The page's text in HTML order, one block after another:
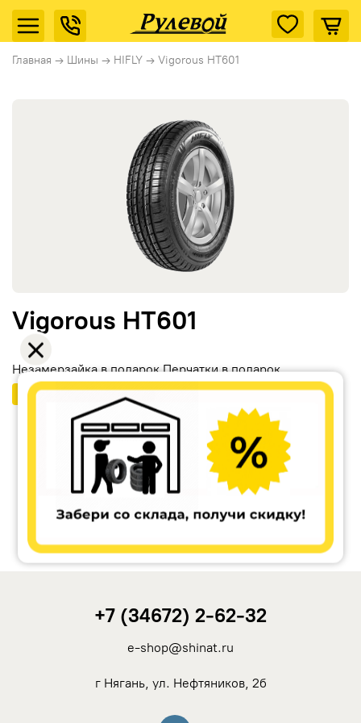
Главная → Шины → HIFLY → Vigorous HT601
Ikon Tyres (Nokian Tyres)
Tunga
Vigorous HT601
Незамерзайка в подарок Перчатки в подарок
Бесплатный шиномонтаж
+7 (34672) 2-62-32
e-shop@shinat.ru
г Нягань, ул. Нефтяников, 2б